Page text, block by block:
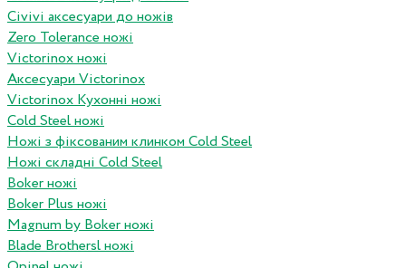
Civivi аксесуари до ножів
Zero Tolerance ножі
Victorinox ножі
Аксесуари Victorinox
Victorinox Кухонні ножі
Cold Steel ножі
Ножі з фіксованим клинком Cold Steel
Ножі складні Cold Steel
Boker ножі
Boker Plus ножі
Magnum by Boker ножі
Blade Brothersl ножі